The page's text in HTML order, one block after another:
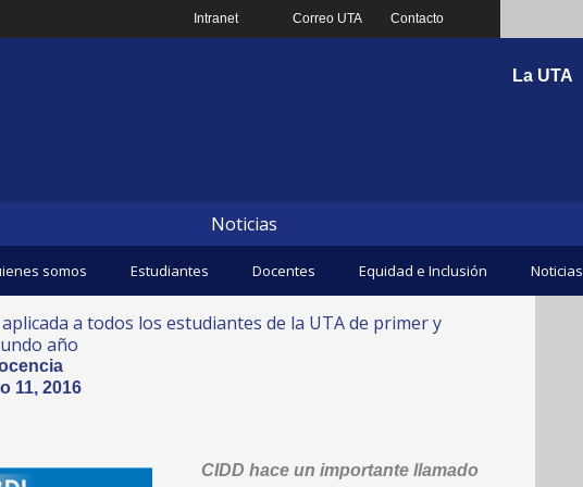
Intranet Correo UTA Contacto
La UTA
Noticias
somos Estudiantes Docentes Equidad e Inclusión Noticias
a todos los estudiantes de la UTA de primer y
año
11, 2016
CIDD hace un importante llamado